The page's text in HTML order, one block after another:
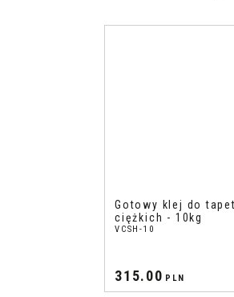
Gotowy klej do tapet
ciężkich - 10kg
VCSH-10
315.00 PLN